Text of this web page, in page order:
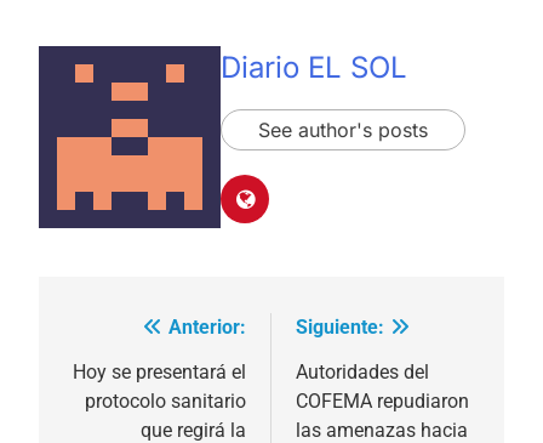
Diario EL SOL
See author's posts
Navegación
de
entradas
Anterior:
Hoy se presentará el
protocolo sanitario
que regirá la
Siguiente:
Autoridades del
COFEMA repudiaron
las amenazas hacia